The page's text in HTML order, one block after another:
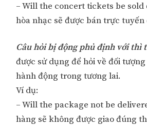
– Will the concert tickets be sold
hòa nhạc sẽ được bán trực tuyến
Câu hỏi bị động phủ định với thì
được sử dụng để hỏi về đối
hành động trong tương lai.
Ví dụ:
– Will the package not be
hàng sẽ không được giao đúng